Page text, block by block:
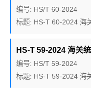
编号: HS/T 60-2024
标题: HS-T 60-2024 海
HS-T 59-2024 海关
编号: HS/T 59-2024
标题: HS-T 59-2024 海